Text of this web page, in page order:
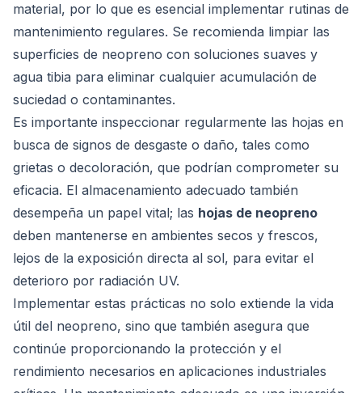
material, por lo que es esencial implementar rutinas de
mantenimiento regulares. Se recomienda limpiar las
superficies de neopreno con soluciones suaves y
agua tibia para eliminar cualquier acumulación de
suciedad o contaminantes.
Es importante inspeccionar regularmente las hojas en
busca de signos de desgaste o daño, tales como
grietas o decoloración, que podrían comprometer su
eficacia. El almacenamiento adecuado también
desempeña un papel vital; las hojas de neopreno
deben mantenerse en ambientes secos y frescos,
lejos de la exposición directa al sol, para evitar el
deterioro por radiación UV.
Implementar estas prácticas no solo extiende la vida
útil del neopreno, sino que también asegura que
continúe proporcionando la protección y el
rendimiento necesarios en aplicaciones industriales